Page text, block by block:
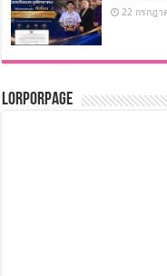
22 กรกฎา
LorPorPage